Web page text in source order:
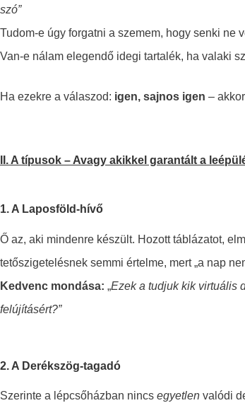
szó”
Tudom-e úgy forgatni a szemem, hogy senki ne
Van-e nálam elegendő idegi tartalék, ha valaki
Ha ezekre a válaszod: igen, sajnos igen –
II. A típusok – Avagy akikkel garantált a
1. A Laposföld-hívő
Ő az, aki mindenre készült. Hozott táblázatot,
tetőszigetelésnek semmi értelme, mert „a nap
Kedvenc mondása: „Ezeka tudjuk kik virtuális
felújításért?”
2. A Derékszög-tagadó
Szerinte a lépcsőházban nincs egyetlen valódi